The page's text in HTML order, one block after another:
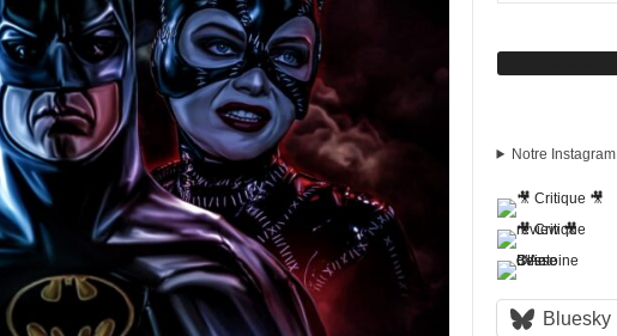
Notre Instagram
Bluesky